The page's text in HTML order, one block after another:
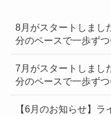
8月がスタートしまし
分のペースで一歩ずつ
7月がスタートしまし
分のペースで一歩ずつ
【6月のお知らせ】